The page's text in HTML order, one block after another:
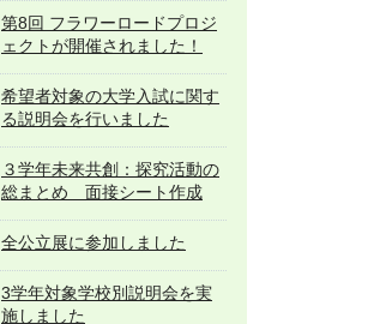
第8回 フラワーロードプロジ
ェクトが開催されました！
希望者対象の大学入試に関す
る説明会を行いました
３学年未来共創：探究活動の
総まとめ 面接シート作成
全公立展に参加しました
3学年対象学校別説明会を実
施しました